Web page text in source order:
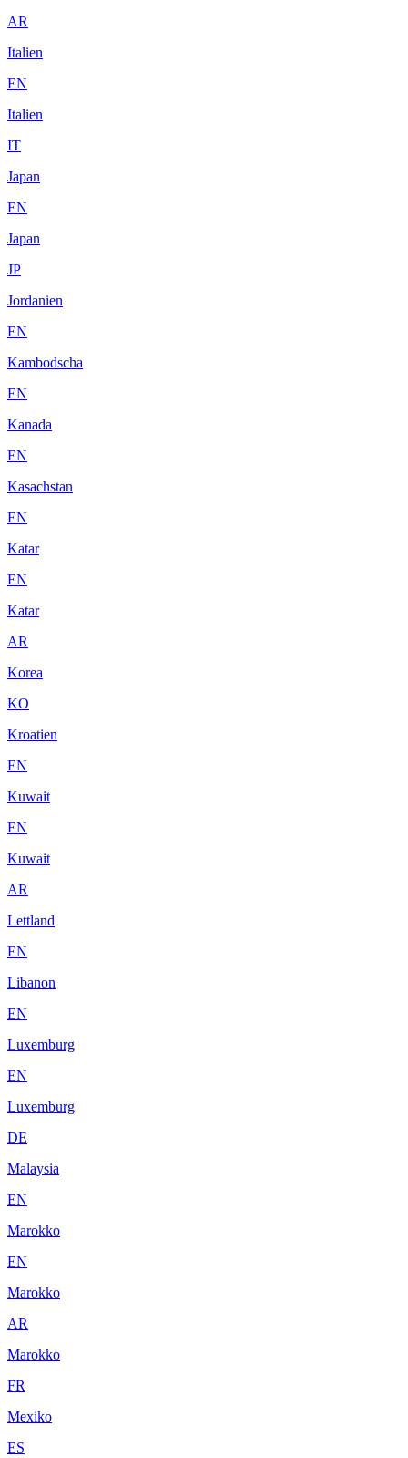
AR
Italien
EN
Italien
IT
Japan
EN
Japan
JP
Jordanien
EN
Kambodscha
EN
Kanada
EN
Kasachstan
EN
Katar
EN
Katar
AR
Korea
KO
Kroatien
EN
Kuwait
EN
Kuwait
AR
Lettland
EN
Libanon
EN
Luxemburg
EN
Luxemburg
DE
Malaysia
EN
Marokko
EN
Marokko
AR
Marokko
FR
Mexiko
ES